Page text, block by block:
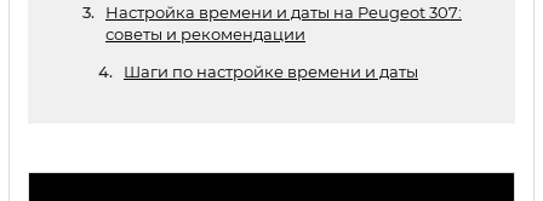
Настройка времени и даты на Peugeot 307:
советы и рекомендации
Шаги по настройке времени и даты